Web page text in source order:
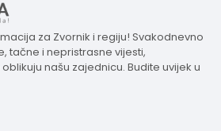
za Zvornik i regiju! Svakodnevno
tačne i nepristrasne vijesti,
našu zajednicu. Budite uvijek u